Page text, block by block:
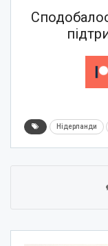
Нідерланди